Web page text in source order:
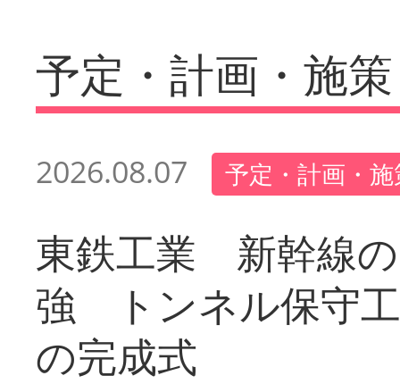
予定・計画・施策
2026.08.07 予定・計画・
東鉄工業 新幹線
強 トンネル保守
の完成式